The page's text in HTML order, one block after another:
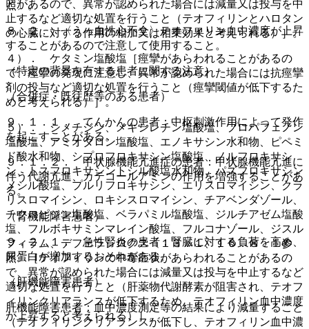
とがあるので、異常が認められた場合には減量又は投与を中
止するなど適切な処置を行うこと（テオフィリンとハロタン
の心臓に対する作用の相加又は相乗効果と考えられる）］。
４）． ケタミン塩酸塩［痙攣があらわれることがあるの
で、痙攣の発現に注意し、異常が認められた場合には抗痙攣
剤の投与など適切な処置を行うこと（痙攣閾値が低下するた
めと考えられる）］。
５）． シメチジン、メキシレチン塩酸塩、プロパフェノン
塩酸塩、アミオダロン塩酸塩、エノキサシン水和物、ピペミ
ド酸水和物、シプロフロキサシン塩酸塩、ノルフロキサシ
ン、トスフロキサシントシル酸塩水和物、パズフロキサシン
メシル酸塩、プルリフロキサシン、エリスロマイシン、クラ
リスロマイシン、ロキシスロマイシン、チアベンダゾール、
チクロピジン塩酸塩、ベラパミル塩酸塩、ジルチアゼム塩酸
塩、フルボキサミンマレイン酸塩、フルコナゾール、ジスル
フィラム、デフェラシロクス〔１３．１、１６．８．１参
照〕［テオフィリンの中毒症状があらわれることがあるの
で、異常が認められた場合には減量又は投与を中止するなど
適切な処置を行うこと（肝薬物代謝酵素が阻害され、テオフ
ィリンクリアランスが低下するため、テオフィリン血中濃度
が上昇すると考えられる）］。
照〕。
８．２． 〈うっ血性心不全〉テオフィリン血中濃度が上昇
することがあるので注意して使用すること。
（特定の背景を有する患者に関する注意）
（合併症・既往歴等のある患者）
９．１．１． てんかんの患者：中枢刺激作用によって発作
を起こすことがある。
９．１．２． 甲状腺機能亢進症の患者：甲状腺機能亢進に
伴う代謝亢進、カテコールアミンの作用を増強することがあ
る。
（腎機能障害患者）
９．２．１． 急性腎炎の患者：腎臓に対する負荷を高め、
尿蛋白が増加するおそれがある。
（肝機能障害患者）
肝機能障害患者：血中濃度測定等の結果により減量すること
（テオフィリンクリアランスが低下し、テオフィリン血中濃